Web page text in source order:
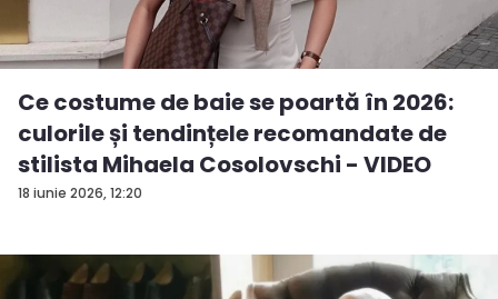
18 iunie 2026, 12:20
Ce costume de baie se poartă în 2026:
culorile și tendințele recomandate de
stilista Mihaela Cosolovschi - VIDEO